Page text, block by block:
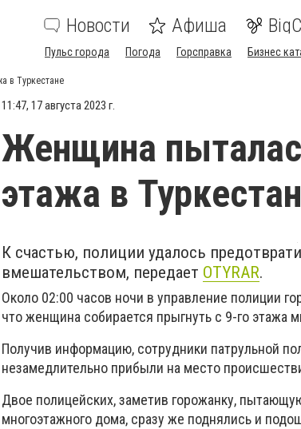
Новости Афиша
Пульс города Погода Горсправка Бизнес
в Туркестане
11:47, 17 августа 2023 г.
Женщина
этажа в
К счастью, полиции удалось
вмешательством, передает OTYRAR.
Около 02:00 часов ночи в управление полиции
что женщина собирается прыгнуть с 9-го этажа
Получив информацию, сотрудники патрульной
незамедлительно прибыли на место
Двое полицейских, заметив горожанку,
многоэтажного дома, сразу же поднялись и